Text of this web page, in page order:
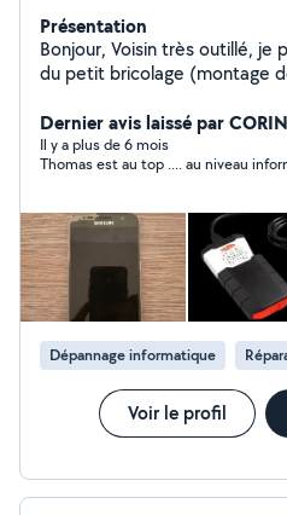
Présentation
Bonjour, Voisin très outillé, je
du petit bricolage (montage
déplacements). Suite à une
porte pas de charges lourdes,
de précision et de qualité.
personnes âgées pour
rompre la solitude. Sérieux,
bientôt,
Dernier avis laissé par
Il y a plus de 6 mois
Thomas est au top .... au niveau
Dépannage informatique
Voir le profil